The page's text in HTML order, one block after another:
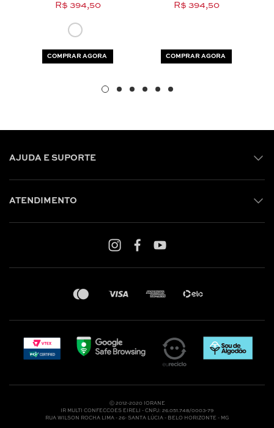
R$ 394,50
COMPRAR AGORA
R$ 394,50
COMPRAR AGORA
AJUDA E SUPORTE
ATENDIMENTO
Whatsapp: (31) 97219-6604
Nossas Lojas
Ⓒ 2012-2020 IORANE
IR MULTI CONFECCOES EIRELI - CNPJ: 26.051.748/0003-79
RUA WILSON ROCHA LIMA - 26- SANTA LÚCIA - BELO HORIZONTE - MG